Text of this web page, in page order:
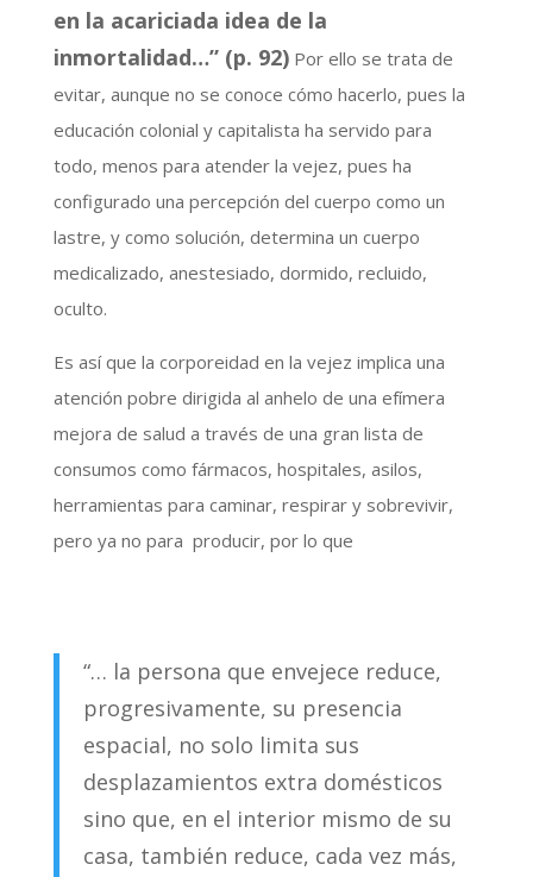
en la acariciada idea de la
inmortalidad…” (p. 92) Por ello se trata de
evitar, aunque no se conoce cómo hacerlo, pues la
educación colonial y capitalista ha servido para
todo, menos para atender la vejez, pues ha
configurado una percepción del cuerpo como un
lastre, y como solución, determina un cuerpo
medicalizado, anestesiado, dormido, recluido,
oculto.
Es así que la corporeidad en la vejez implica una
atención pobre dirigida al anhelo de una efímera
mejora de salud a través de una gran lista de
consumos como fármacos, hospitales, asilos,
herramientas para caminar, respirar y sobrevivir,
pero ya no para producir, por lo que
“… la persona que envejece reduce,
progresivamente, su presencia
espacial, no solo limita sus
desplazamientos extra domésticos
sino que, en el interior mismo de su
casa, también reduce, cada vez más,